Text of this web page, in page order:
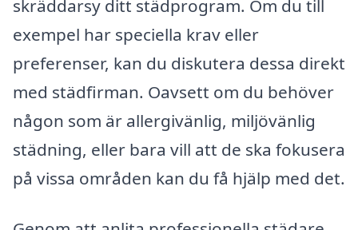
skräddarsy ditt städprogram. Om du till
exempel har speciella krav eller
preferenser, kan du diskutera dessa direkt
med städfirman. Oavsett om du behöver
någon som är allergivänlig, miljövänlig
städning, eller bara vill att de ska fokusera
på vissa områden kan du få hjälp med det.